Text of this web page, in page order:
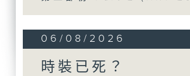
06/08/2026
時裝已死？